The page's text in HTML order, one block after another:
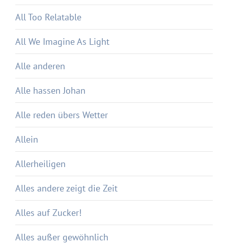
All Too Relatable
All We Imagine As Light
Alle anderen
Alle hassen Johan
Alle reden übers Wetter
Allein
Allerheiligen
Alles andere zeigt die Zeit
Alles auf Zucker!
Alles außer gewöhnlich